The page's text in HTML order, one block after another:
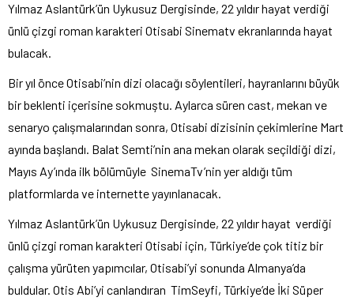
Yılmaz Aslantürk’ün Uykusuz Dergisinde, 22 yıldır hayat verdiği
ünlü çizgi roman karakteri Otisabi Sinematv ekranlarında hayat
bulacak.
Bir yıl önce Otisabi’nin dizi olacağı söylentileri, hayranlarını büyük
bir beklenti içerisine sokmuştu. Aylarca süren cast, mekan ve
senaryo çalışmalarından sonra, Otisabi dizisinin çekimlerine Mart
ayında başlandı. Balat Semti’nin ana mekan olarak seçildiği dizi,
Mayıs Ay’ında ilk bölümüyle SinemaTv’nin yer aldığı tüm
platformlarda ve internette yayınlanacak.
Yılmaz Aslantürk’ün Uykusuz Dergisinde, 22 yıldır hayat verdiği
ünlü çizgi roman karakteri Otisabi için, Türkiye’de çok titiz bir
çalışma yürüten yapımcılar, Otisabi’yi sonunda Almanya’da
buldular. Otis Abi’yi canlandıran TimSeyfi, Türkiye’de İki Süper